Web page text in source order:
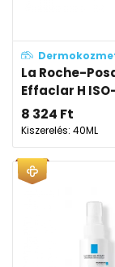
La Roche-
Effaclar H
8 324 Ft
Kiszerelés: 40ML